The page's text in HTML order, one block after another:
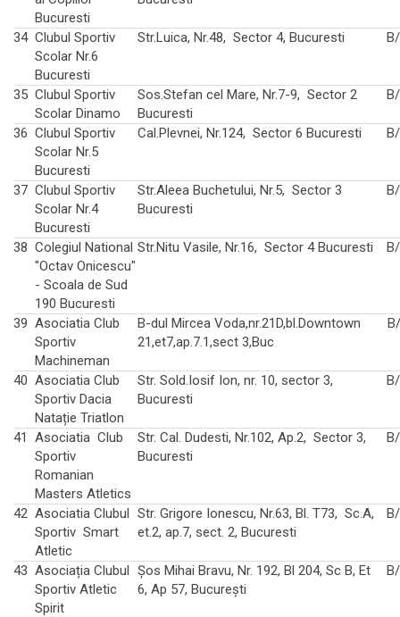
Bucuresti
34 Clubul Sportiv
Scolar Nr.6
Bucuresti
Str.Luica, Nr.48, Sector 4, Bucuresti
35 Clubul Sportiv
Scolar Dinamo
Sos.Stefan cel Mare, Nr.7-9, Sector 2
Bucuresti
36 Clubul Sportiv
Scolar Nr.5
Bucuresti
Cal.Plevnei, Nr.124, Sector 6 Bucuresti
37 Clubul Sportiv
Scolar Nr.4
Bucuresti
Str.Aleea Buchetului, Nr.5, Sector 3
Bucuresti
38 Colegiul National
"Octav Onicescu"
- Scoala de Sud
190 Bucuresti
Str.Nitu Vasile, Nr.16, Sector 4 Bucuresti
39 Asociatia Club
Sportiv
Machineman
B-dul Mircea Voda,nr.21D,bl.Downtown
21,et7,ap.7.1,sect 3,Buc
40 Asociatia Club
Sportiv Dacia
Natație Triatlon
Str. Sold.Iosif Ion, nr. 10, sector 3,
Bucuresti
41
Asociatia Club
Sportiv
Romanian
Masters Atletics
Str. Cal. Dudesti, Nr.102, Ap.2, Sector 3,
Bucuresti
42 Asociatia Clubul
Sportiv Smart
Atletic
Str. Grigore Ionescu, Nr.63, Bl. T73, Sc.A,
et.2, ap.7, sect. 2, Bucuresti
43 Asociația Clubul
Sportiv Atletic
Spirit
Șos Mihai Bravu, Nr. 192, Bl 204, Sc B, Et
6, Ap 57, București